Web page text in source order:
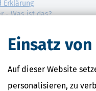
Einsatz
Auf dieser Website
personalisieren, zu
Erklärung
- Was ist das?